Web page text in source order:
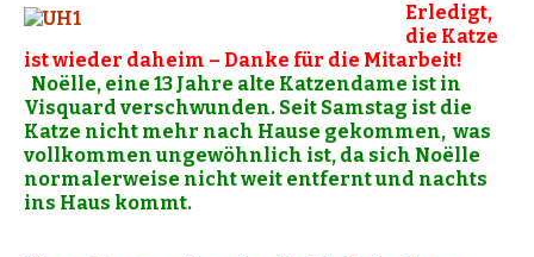
Erledigt,
die Katze
ist wieder daheim – Danke für die Mitarbeit!
Noëlle, eine 13 Jahre alte Katzendame ist in
Visquard verschwunden. Seit Samstag ist die
Katze nicht mehr nach Hause gekommen, was
vollkommen ungewöhnlich ist, da sich Noëlle
normalerweise nicht weit entfernt und nachts
ins Haus kommt.